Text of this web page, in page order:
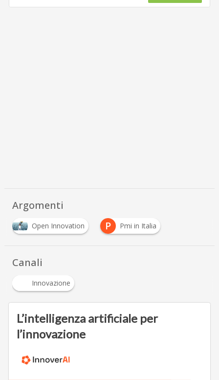
Argomenti
Open Innovation P Pmi in Italia
Canali
Innovazione
L’intelligenza artificiale per
l’innovazione